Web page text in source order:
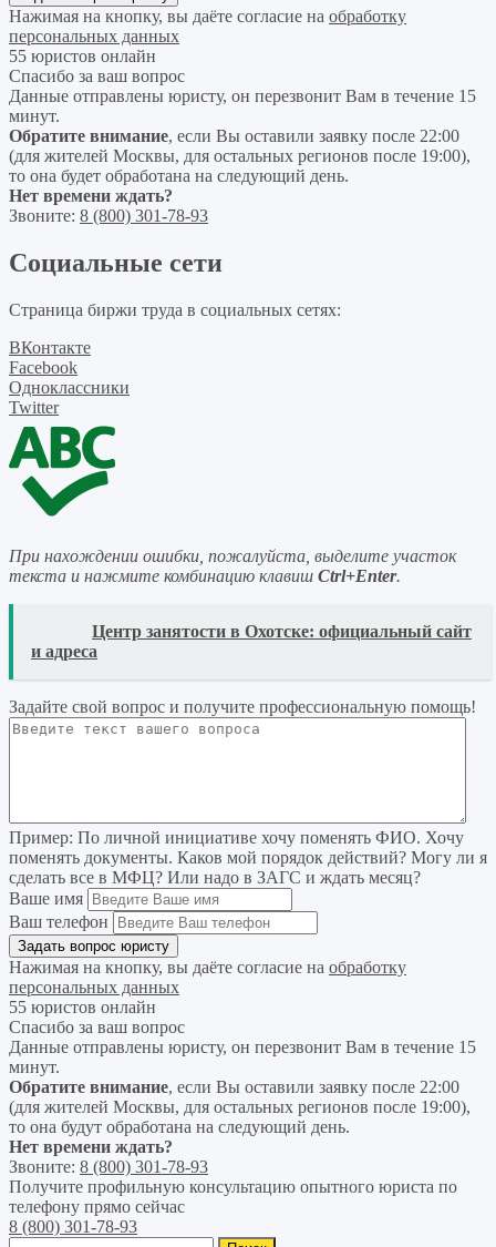
Нажимая на кнопку, вы даёте согласие на обработку
персональных данных
55 юристов онлайн
Спасибо за ваш вопрос
Данные отправлены юристу, он перезвонит Вам в течение 15
минут.
Обратите внимание, если Вы оставили заявку после 22:00
(для жителей Москвы, для остальных регионов после 19:00),
то она будет обработана на следующий день.
Нет времени ждать?
Звоните: 8 (800) 301-78-93
Социальные сети
Страница биржи труда в социальных сетях:
ВКонтакте
Facebook
Одноклассники
Twitter
При нахождении ошибки, пожалуйста, выделите участок
текста и нажмите комбинацию клавиш Ctrl+Enter.
Центр занятости в Охотске: официальный сайт
и адреса
Задайте свой вопрос и получите профессиональную помощь!
Пример: По личной инициативе хочу поменять ФИО. Хочу
поменять документы. Каков мой порядок действий? Могу ли я
сделать все в МФЦ? Или надо в ЗАГС и ждать месяц?
Ваше имя
Ваш телефон
Нажимая на кнопку, вы даёте согласие на обработку
персональных данных
55 юристов онлайн
Спасибо за ваш вопрос
Данные отправлены юристу, он перезвонит Вам в течение 15
минут.
Обратите внимание, если Вы оставили заявку после 22:00
(для жителей Москвы, для остальных регионов после 19:00),
то она будут обработана на следующий день.
Нет времени ждать?
Звоните: 8 (800) 301-78-93
Получите профильную консультацию опытного юриста по
телефону прямо сейчас
8 (800) 301-78-93